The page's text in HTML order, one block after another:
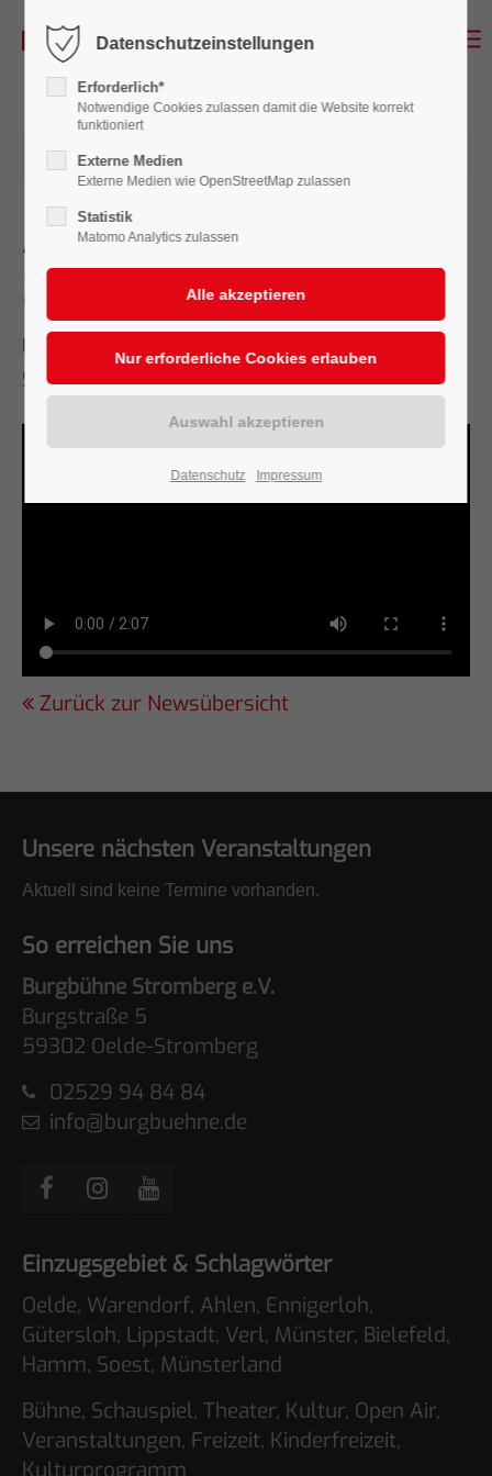
17.04.2020 15:51
Absage Sommersaison
2020
Unser Statement zur Absage der
Sommersaison 2020 im Video:
Zurück zur Newsübersicht
Unsere nächsten Veranstaltungen
Aktuell sind keine Termine vorhanden.
So erreichen Sie uns
Burgbühne Stromberg e.V.
Burgstraße 5
59302 Oelde-Stromberg
02529 94 84 84
info@burgbuehne.de
Einzugsgebiet & Schlagwörter
Oelde, Warendorf, Ahlen, Ennigerloh,
Gütersloh, Lippstadt, Verl, Münster, Bielefeld,
Hamm, Soest, Münsterland
Bühne, Schauspiel, Theater, Kultur, Open Air,
Veranstaltungen, Freizeit, Kinderfreizeit,
Kulturprogramm
Datenschutzeinstellungen
Erforderlich*
Notwendige Cookies zulassen damit die Website korrekt
funktioniert
Externe Medien
Externe Medien wie OpenStreetMap zulassen
Statistik
Matomo Analytics zulassen
Datenschutz Impressum